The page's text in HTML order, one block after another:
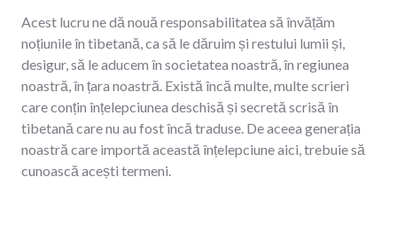
Acest lucru ne dă nouă responsabilitatea să învățăm
noțiunile în tibetană, ca să le dăruim și restului lumii și,
desigur, să le aducem în societatea noastră, în regiunea
noastră, în țara noastră. Există încă multe, multe scrieri
care conțin înțelepciunea deschisă și secretă scrisă în
tibetană care nu au fost încă traduse. De aceea generația
noastră care importă această înțelepciune aici, trebuie să
cunoască acești termeni.